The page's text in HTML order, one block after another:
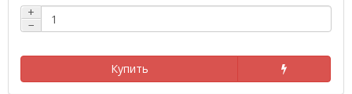
+
−
Купить